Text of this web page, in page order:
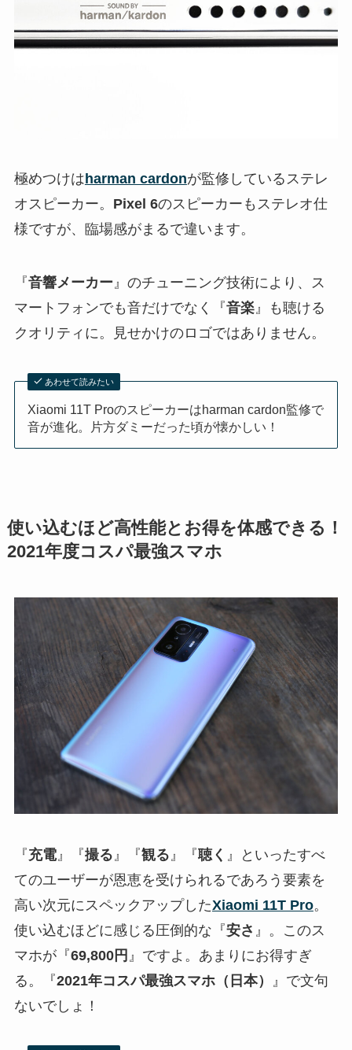
極めつけは harman cardonが監修しているステレ
オスピーカー。 Pixel 6のスピーカーもステレオ仕
様ですが、臨場感がまるで違います。
『音響メーカー』のチューニング技術により、ス
マートフォンでも音だけでなく『音楽』も聴ける
クオリティに。見せかけのロゴではありません。
あわせて読みたい
Xiaomi 11T Proのスピーカーはharman cardon監修で
音が進化。片方ダミーだった頃が懐かしい！
使い込むほど高性能とお得を体感できる！
2021年度コスパ最強スマホ
『充電』『撮る 』『観る 』『聴く 』といったすべ
てのユーザーが恩恵を受けられるであろう要素を
高い次元にスペックアップしたXiaomi 11T Pro。
使い込むほどに感じる圧倒的な『安さ 』。このス
マホが『69,800円 』ですよ。あまりにお得すぎ
る。『2021年コスパ最強スマホ（日本）
』で文句
ないでしょ！